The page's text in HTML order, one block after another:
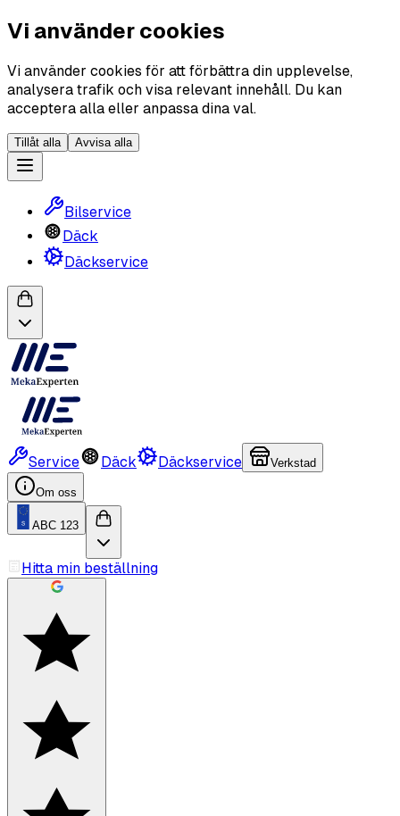
Vi använder cookies
Vi använder cookies för att förbättra din upplevelse,
analysera trafik och visa relevant innehåll. Du kan
acceptera alla eller anpassa dina val.
Tillåt alla Avvisa alla
Bilservice
Däck
Däckservice
Service Däck Däckservice Verkstad
Om oss
ABC 123
Hitta min beställning